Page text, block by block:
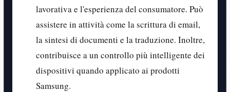
lavorativa e l'esperienza del consumatore. Può
assistere in attività come la scrittura di email,
la sintesi di documenti e la traduzione. Inoltre,
contribuisce a un controllo più intelligente dei
dispositivi quando applicato ai prodotti
Samsung.